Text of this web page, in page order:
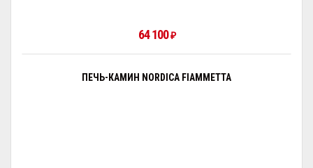
64 100 ₽
ПЕЧЬ-КАМИН NORDICA FIAMMETTA